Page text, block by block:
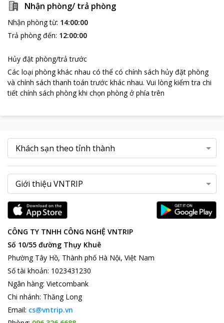
Nhận phòng/ trả phòng
Nhận phòng từ: 14:00:00
Trả phòng đến: 12:00:00
Hủy đặt phòng/trả trước
Các loại phòng khác nhau có thể có chính sách hủy đặt phòng
và chính sách thanh toán trước khác nhau. Vui lòng kiểm tra chi
tiết chính sách phòng khi chọn phòng ở phía trên
CÔNG TY TNHH CÔNG NGHỆ VNTRIP
Số 10/55 đường Thụy Khuê
Phường Tây Hồ, Thành phố Hà Nội, Việt Nam
Số tài khoản: 1023431230
Ngân hàng: Vietcombank
Chi nhánh: Thăng Long
Email: cs@vntrip.vn